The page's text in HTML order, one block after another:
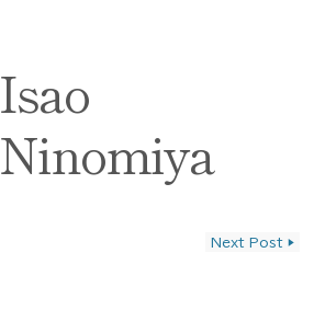
Isao
Ninomiya
Next Post ▶